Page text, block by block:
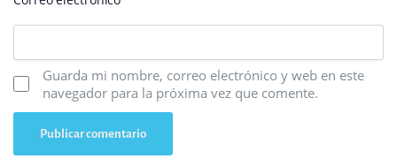
Guarda mi nombre, correo electrónico y web en este
navegador para la próxima vez que comente.